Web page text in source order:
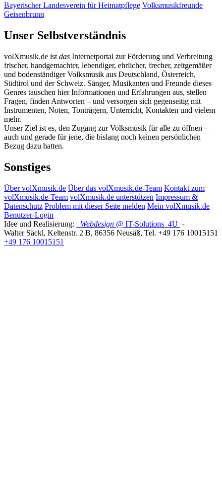
Bayerischer Landesverein für Heimatpflege Volksmusikfreunde
Geisenbrunn
Unser Selbstverständnis
volXmusik.de ist das Internetportal zur Förderung und Verbreitung
frischer, handgemachter, lebendiger, ehrlicher, frecher, zeitgemäßer
und bodenständiger Volksmusik aus Deutschland, Österreich,
Südtirol und der Schweiz. Sänger, Musikanten und Freunde dieses
Genres tauschen hier Informationen und Erfahrungen aus, stellen
Fragen, finden Antworten – und versorgen sich gegenseitig mit
Instrumenten, Noten, Tonträgern, Unterricht, Kontakten und vielem
mehr.
Unser Ziel ist es, den Zugang zur Volksmusik für alle zu öffnen –
auch und gerade für jene, die bislang noch keinen persönlichen
Bezug dazu hatten.
Sonstiges
Über volXmusik.de Über das volXmusik.de-Team Kontakt zum
volXmusik.de-Team volXmusik.de unterstützen Impressum &
Datenschutz Problem mit dieser Seite melden Mein volXmusik.de
Benutzer-Login
Idee und Realisierung:
Webdesign @ IT-Solutions 4U -
Walter Säckl, Keltenstr. 2 B, 86356 Neusäß, Tel. +49 176 10015151
+49 176 10015151